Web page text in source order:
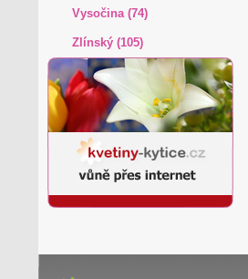
Vysočina (74)
Zlínský (105)